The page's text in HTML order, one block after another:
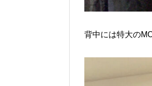
背中には特大の